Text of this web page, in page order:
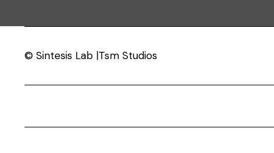
© Sintesis Lab |Tsm Studios